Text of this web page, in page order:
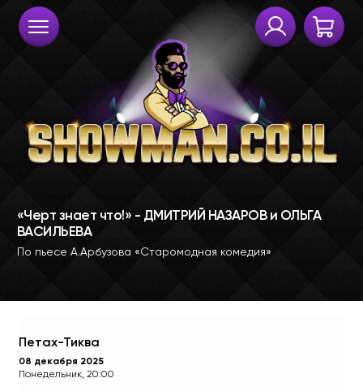
Петах-Тиква
08 декабря 2025
Понедельник, 20:00